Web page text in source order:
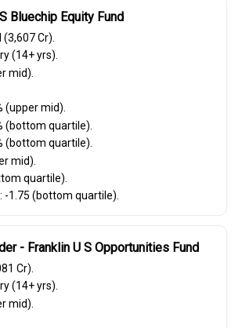
Bluechip Equity Fund
Cr).
(14+ yrs).
mid).
(upper mid).
(bottom quartile).
(bottom quartile).
mid).
quartile).
-1.75 (bottom quartile).
- Franklin U S Opportunities Fund
Cr).
(14+ yrs).
mid).